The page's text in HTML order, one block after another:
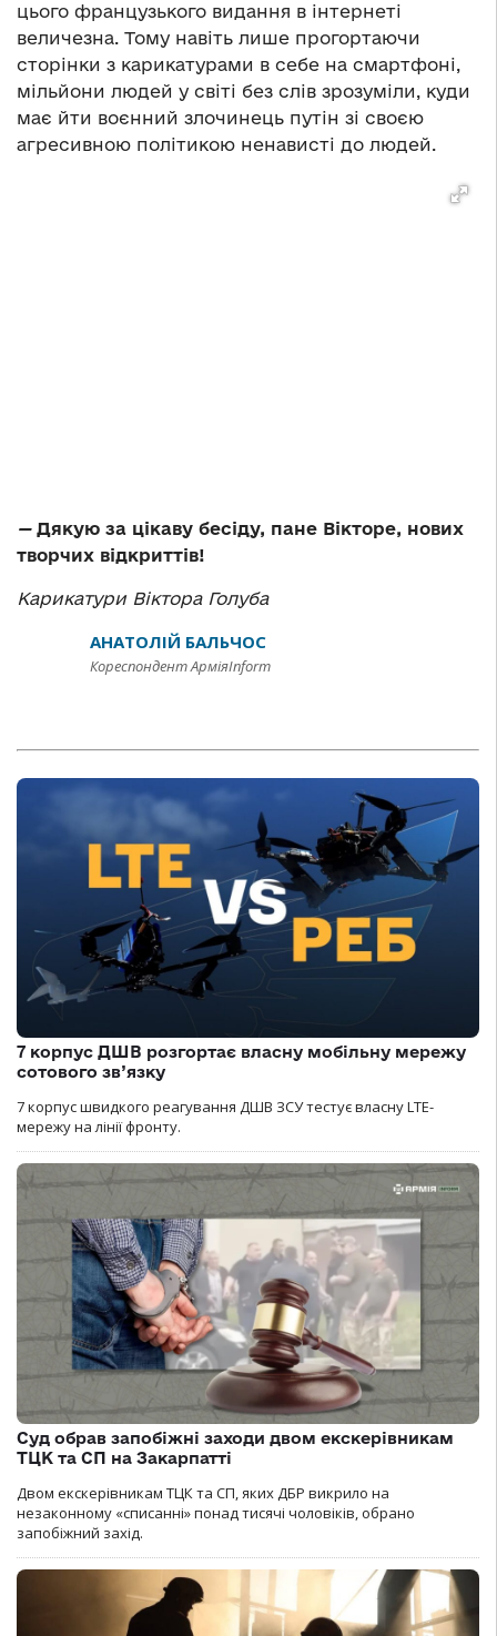
цього французького видання в інтернеті
величезна. Тому навіть лише прогортаючи
сторінки з карикатурами в себе на смартфоні,
мільйони людей у світі без слів зрозуміли, куди
має йти воєнний злочинець путін зі своєю
агресивною політикою ненависті до людей.
—Дякую за цікаву бесіду, пане Вікторе, нових
творчих відкриттів!
Карикатури Віктора Голуба
АНАТОЛІЙ БАЛЬЧОС
Кореспондент АрміяInform
7 корпус ДШВ розгортає власну мобільну мережу
сотового зв’язку
7 корпус швидкого реагування ДШВ ЗСУ тестує власну LTE-
мережу на лінії фронту.
Суд обрав запобіжні заходи двом екскерівникам
ТЦК та СП на Закарпатті
Двом екскерівникам ТЦК та СП, яких ДБР викрило на
незаконному «списанні» понад тисячі чоловіків, обрано
запобіжний захід.